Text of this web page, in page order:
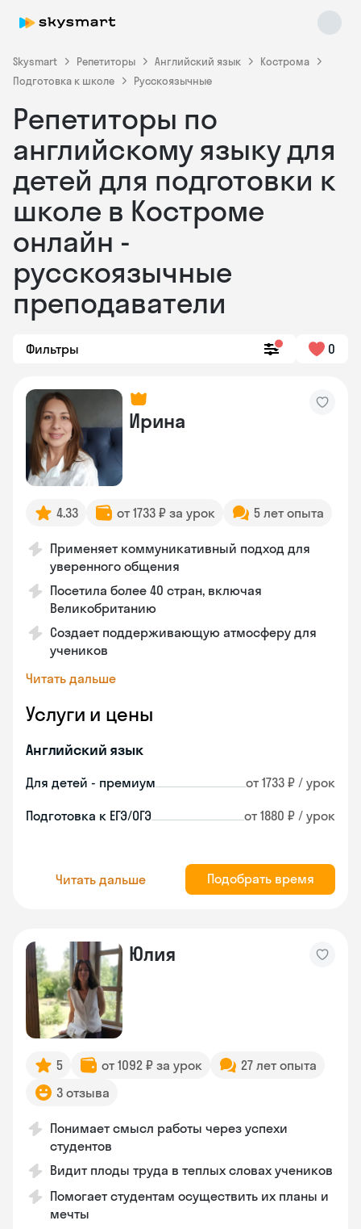
Skysmart Репетиторы Английский язык
Кострома
Подготовка к школе
Русскоязычные
Репетиторы по
английскому языку для
детей для подготовки к
школе в Костроме
онлайн -
русскоязычные
преподаватели
Фильтры 0
Ирина
4.33 от 1733 ₽ за урок 5 лет опыта
Применяет коммуникативный подход для
уверенного общения
Посетила более 40 стран, включая
Великобританию
Создает поддерживающую атмосферу для
учеников
Читать дальше
Услуги и цены
Английский язык
Для детей - премиум от 1733 ₽ / урок
Подготовка к ЕГЭ/ОГЭ от 1880 ₽ / урок
Читать дальше Подобрать время
Юлия
5 от 1092 ₽ за урок
27 лет опыта
3 отзыва
Понимает смысл работы через успехи
студентов
Видит плоды труда в теплых словах учеников
Помогает студентам осуществить их планы и
мечты
Skysmart Chat